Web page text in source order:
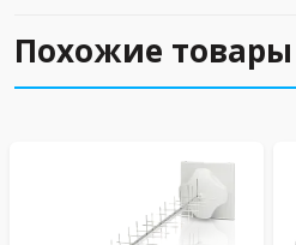
Похожие товары